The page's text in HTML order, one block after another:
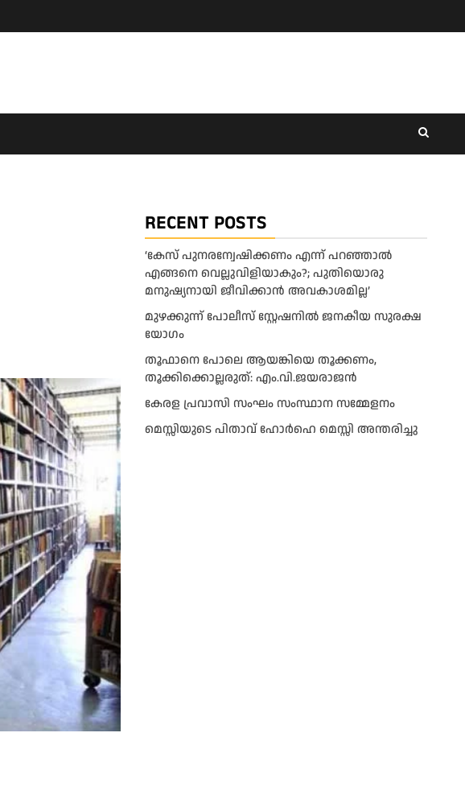
RECENT POSTS
‘കേസ് പുനരന്വേഷിക്കണം എന്ന് പറഞ്ഞാൽ
എങ്ങനെ വെല്ലുവിളിയാകും?; പുതിയൊരു
മനുഷ്യനായി ജീവിക്കാൻ അവകാശമില്ല’
മുഴക്കുന്ന് പോലീസ് സ്റ്റേഷനിൽ ജനകീയ സുരക്ഷ
യോഗം
തൂഫാനെ പോലെ ആയങ്കിയെ തൂക്കണം,
തൂക്കിക്കൊല്ലരുത്: എം.വി.ജയരാജന്‍
കേരള പ്രവാസി സംഘം സംസ്ഥാന സമ്മേളനം
മെസ്സിയുടെ പിതാവ് ഹോർഹെ മെസ്സി അന്തരിച്ചു